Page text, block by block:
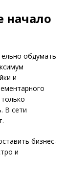
начало
обдумать
и
В сети
бизнес-
и